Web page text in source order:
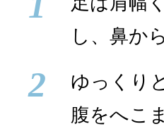
し、鼻か
2
ゆっくり
腹をへこ